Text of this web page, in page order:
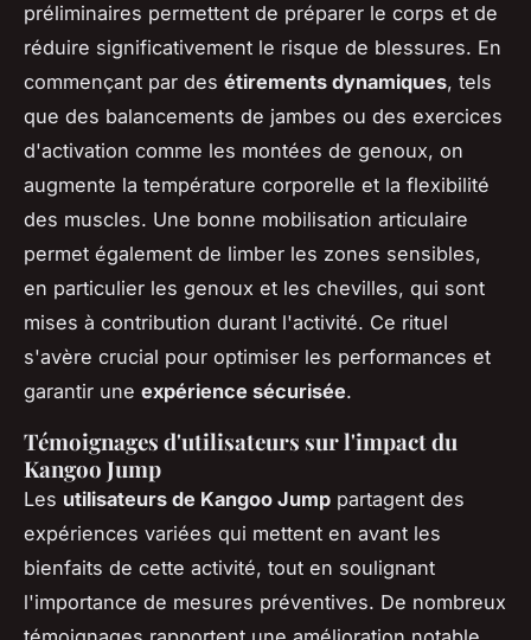
préliminaires permettent de préparer le corps et de
réduire significativement le risque de blessures. En
commençant par des étirements dynamiques, tels
que des balancements de jambes ou des exercices
d'activation comme les montées de genoux, on
augmente la température corporelle et la flexibilité
des muscles. Une bonne mobilisation articulaire
permet également de limber les zones sensibles,
en particulier les genoux et les chevilles, qui sont
mises à contribution durant l'activité. Ce rituel
s'avère crucial pour optimiser les performances et
garantir une expérience sécurisée.
Témoignages d'utilisateurs sur l'impact du
Kangoo Jump
Les utilisateurs de Kangoo Jump partagent des
expériences variées qui mettent en avant les
bienfaits de cette activité, tout en soulignant
l'importance de mesures préventives. De nombreux